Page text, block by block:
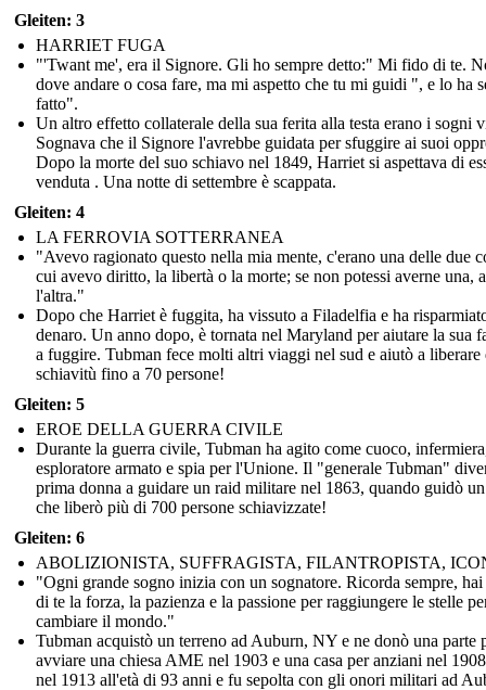
Gleiten: 3
HARRIET FUGA
"'Twant me', era il Signore. Gli ho sempre detto:" Mi fido di te.
dove andare o cosa fare, ma mi aspetto che tu mi guidi ", e lo ha
fatto".
Un altro effetto collaterale della sua ferita alla testa erano i sogni
Sognava che il Signore l'avrebbe guidata per sfuggire ai suoi
Dopo la morte del suo schiavo nel 1849, Harriet si aspettava di
venduta . Una notte di settembre è scappata.
Gleiten: 4
LA FERROVIA SOTTERRANEA
"Avevo ragionato questo nella mia mente, c'erano una delle due
cui avevo diritto, la libertà o la morte; se non potessi averne una,
l'altra."
Dopo che Harriet è fuggita, ha vissuto a Filadelfia e ha
denaro. Un anno dopo, è tornata nel Maryland per aiutare la sua
a fuggire. Tubman fece molti altri viaggi nel sud e aiutò a liberare
schiavitù fino a 70 persone!
Gleiten: 5
EROE DELLA GUERRA CIVILE
Durante la guerra civile, Tubman ha agito come cuoco,
esploratore armato e spia per l'Unione. Il "generale Tubman"
prima donna a guidare un raid militare nel 1863, quando guidò
che liberò più di 700 persone schiavizzate!
Gleiten: 6
ABOLIZIONISTA, SUFFRAGISTA, FILANTROPISTA,
"Ogni grande sogno inizia con un sognatore. Ricorda sempre,
di te la forza, la pazienza e la passione per raggiungere le stelle
cambiare il mondo."
Tubman acquistò un terreno ad Auburn, NY e ne donò una parte
avviare una chiesa AME nel 1903 e una casa per anziani nel
nel 1913 all'età di 93 anni e fu sepolta con gli onori militari ad